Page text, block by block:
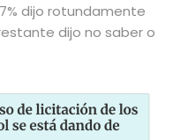
dijo rotundamente
dijo no saber o